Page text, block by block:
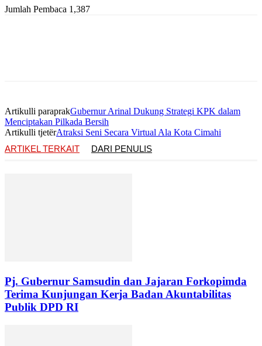
Jumlah Pembaca 1,387
Artikulli paraprakGubernur Arinal Dukung Strategi KPK dalam
Menciptakan Pilkada Bersih
Artikulli tjetërAtraksi Seni Secara Virtual Ala Kota Cimahi
ARTIKEL TERKAIT
DARI PENULIS
Pj. Gubernur Samsudin dan Jajaran Forkopimda
Terima Kunjungan Kerja Badan Akuntabilitas
Publik DPD RI